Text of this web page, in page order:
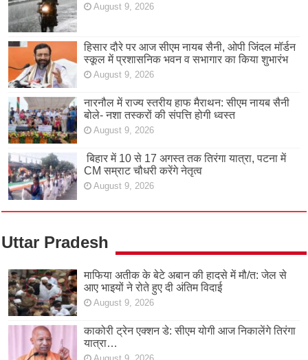
August 9, 2026
हिसार दौरे पर आज सीएम नायब सैनी, ओपी जिंदल मॉर्डन
स्कूल में प्रशासनिक भवन व सभागार का किया शुभारंभ
August 9, 2026
नारनौल में राज्य स्तरीय हाफ मैराथन: सीएम नायब सैनी
बोले- नशा तस्करों की संपत्ति होगी ध्वस्त
August 9, 2026
बिहार में 10 से 17 अगस्त तक तिरंगा यात्रा, पटना में
CM सम्राट चौधरी करेंगे नेतृत्व
August 9, 2026
Uttar Pradesh
माफिया अतीक के बेटे अबान की हादसे में मौ/त: जेल से
आए भाइयों ने रोते हुए दी अंतिम विदाई
August 9, 2026
काकोरी ट्रेन एक्शन डे: सीएम योगी आज निकालेंगे तिरंगा
यात्रा…